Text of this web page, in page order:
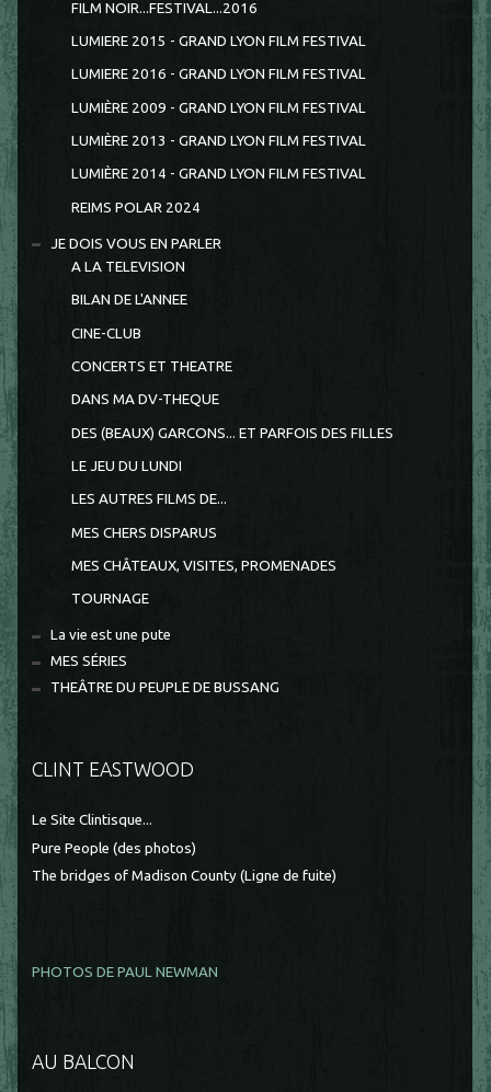
FILM NOIR...FESTIVAL...2016
LUMIERE 2015 - GRAND LYON FILM FESTIVAL
LUMIERE 2016 - GRAND LYON FILM FESTIVAL
LUMIÈRE 2009 - GRAND LYON FILM FESTIVAL
LUMIÈRE 2013 - GRAND LYON FILM FESTIVAL
LUMIÈRE 2014 - GRAND LYON FILM FESTIVAL
REIMS POLAR 2024
JE DOIS VOUS EN PARLER
A LA TELEVISION
BILAN DE L'ANNEE
CINE-CLUB
CONCERTS ET THEATRE
DANS MA DV-THEQUE
DES (BEAUX) GARCONS... ET PARFOIS DES FILLES
LE JEU DU LUNDI
LES AUTRES FILMS DE...
MES CHERS DISPARUS
MES CHÂTEAUX, VISITES, PROMENADES
TOURNAGE
La vie est une pute
MES SÉRIES
THEÂTRE DU PEUPLE DE BUSSANG
CLINT EASTWOOD
Le Site Clintisque...
Pure People (des photos)
The bridges of Madison County (Ligne de fuite)
PHOTOS DE PAUL NEWMAN
AU BALCON